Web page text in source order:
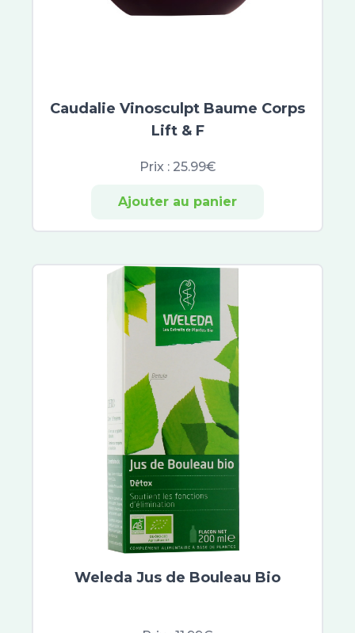
Jaldes
Bausch and Lomb
Kijimea
Asept InMed
Aromaforce
BioGaia
Melisana Pharma
Marvis
Cottony
Aboca
Bivea Medical
Inovance
Procare Health France
MAM
Caudalie Vinosculpt Baume Corps
Lift & F
Prix : 25.99€
Ajouter au panier
Weleda Jus de Bouleau Bio